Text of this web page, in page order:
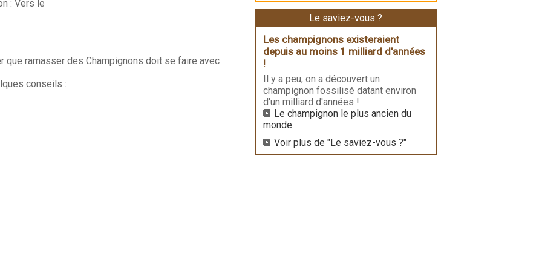
: Vers le
que ramasser des Champignons doit se faire avec
conseils :
Le saviez-vous ?
Les champignons existeraient
depuis au moins 1 milliard d'années
!
Il y a peu, on a découvert un
champignon fossilisé datant environ
d'un milliard d'années !
Le champignon le plus ancien du
monde
Voir plus de "Le saviez-vous ?"